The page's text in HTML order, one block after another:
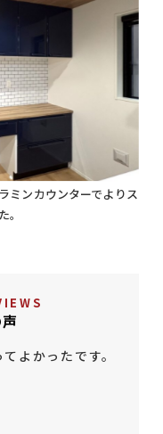
ミンカウンターでよりス
よかったです。